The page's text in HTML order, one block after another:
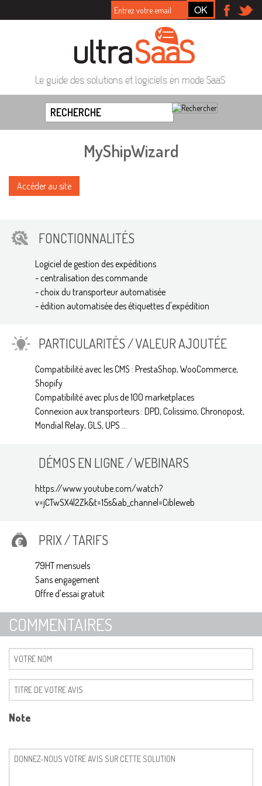
Le guide des solutions et logiciels en mode SaaS
MyShipWizard
Accéder au site
FONCTIONNALITÉS
Logiciel de gestion des expéditions
- centralisation des commande
- choix du transporteur automatisée
- édition automatisée des étiquettes d'expédition
PARTICULARITÉS / VALEUR AJOUTÉE
Compatibilité avec les CMS : PrestaShop, WooCommerce,
Shopify
Compatibilité avec plus de 100 marketplaces
Connexion aux transporteurs : DPD, Colissimo, Chronopost,
Mondial Relay, GLS, UPS ...
DÉMOS EN LIGNE / WEBINARS
https://www.youtube.com/watch?
v=jCTwSX4l2Zk&t=15s&ab_channel=Cibleweb
PRIX / TARIFS
79HT mensuels
Sans engagement
Offre d'essai gratuit
COMMENTAIRES
Note